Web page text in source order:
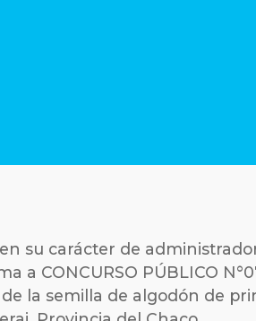
su carácter de
a CONCURSO PÚBLICO
la semilla de algodón de